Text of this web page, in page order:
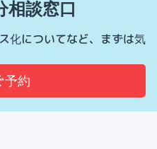
相談窓口
化についてなど、まずは気
予約